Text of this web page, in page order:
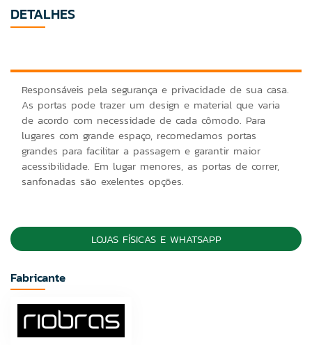
DETALHES
Responsáveis pela segurança e privacidade de sua casa.
As portas pode trazer um design e material que varia
de acordo com necessidade de cada cômodo. Para
lugares com grande espaço, recomedamos portas
grandes para facilitar a passagem e garantir maior
acessibilidade. Em lugar menores, as portas de correr,
sanfonadas são exelentes opções.
LOJAS FÍSICAS E WHATSAPP
Fabricante